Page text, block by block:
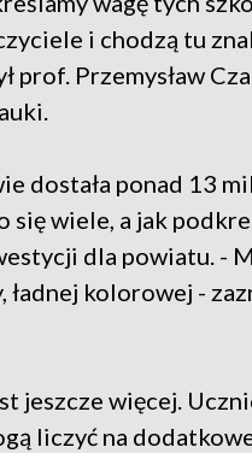
i chodzą tu
prof. Przemysław
dostała ponad 13
się wiele, a jak
dla powiatu. -
kolorowej -
jeszcze więcej.
liczyć na